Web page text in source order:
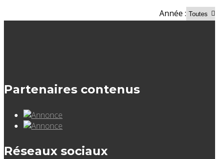
Année :
Partenaires contenus
Réseaux sociaux